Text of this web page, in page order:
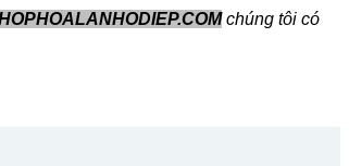
chúng tôi có